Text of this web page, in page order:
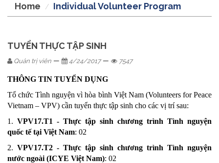
Home Individual Volunteer Program
TUYỂN THỰC TẬP SINH
Quản trị viên — 4/24/2017— 7547
THÔNG TIN TUYỂN DỤNG
Tổ chức Tình nguyện vì hòa bình Việt Nam (Volunteers for Peace
Vietnam – VPV) cần tuyển thực tập sinh cho các vị trí sau:
1. VPV17.T1 - Thực tập sinh chương trình Tình nguyện
quốc tế tại Việt Nam: 02
2. VPV17.T2 - Thực tập sinh chương trình Tình nguyện
nước ngoài (ICYE Việt Nam): 02